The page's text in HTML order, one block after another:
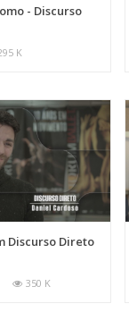
- Discurso
K
Discurso Direto
350 K